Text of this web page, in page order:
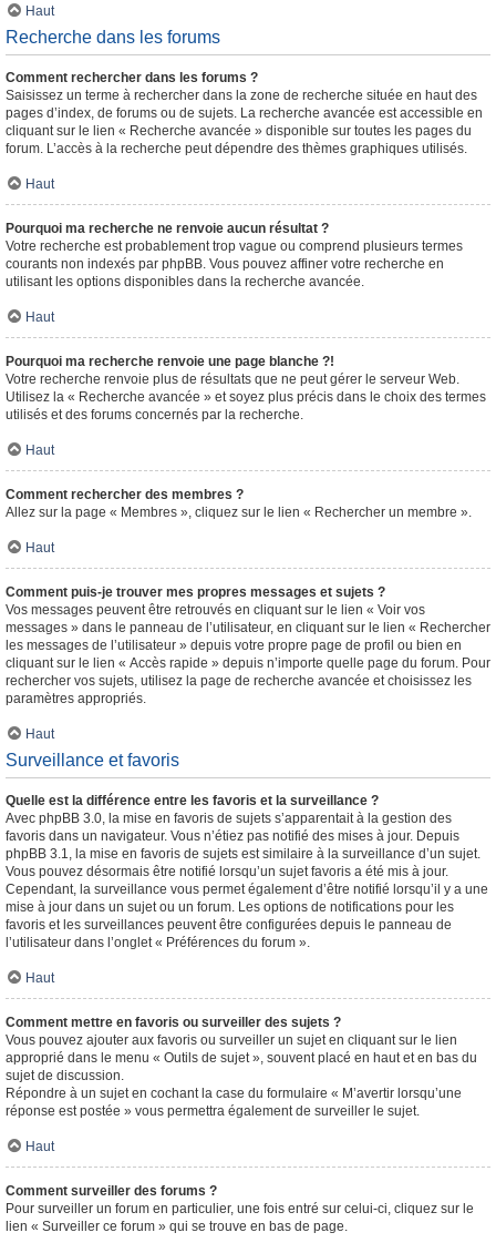
Haut
Recherche dans les forums
Comment rechercher dans les forums ?
Saisissez un terme à rechercher dans la zone de recherche située en haut des
pages d’index, de forums ou de sujets. La recherche avancée est accessible en
cliquant sur le lien « Recherche avancée » disponible sur toutes les pages du
forum. L’accès à la recherche peut dépendre des thèmes graphiques utilisés.
Haut
Pourquoi ma recherche ne renvoie aucun résultat ?
Votre recherche est probablement trop vague ou comprend plusieurs termes
courants non indexés par phpBB. Vous pouvez affiner votre recherche en
utilisant les options disponibles dans la recherche avancée.
Haut
Pourquoi ma recherche renvoie une page blanche ?!
Votre recherche renvoie plus de résultats que ne peut gérer le serveur Web.
Utilisez la « Recherche avancée » et soyez plus précis dans le choix des termes
utilisés et des forums concernés par la recherche.
Haut
Comment rechercher des membres ?
Allez sur la page « Membres », cliquez sur le lien « Rechercher un membre ».
Haut
Comment puis-je trouver mes propres messages et sujets ?
Vos messages peuvent être retrouvés en cliquant sur le lien « Voir vos
messages » dans le panneau de l’utilisateur, en cliquant sur le lien « Rechercher
les messages de l’utilisateur » depuis votre propre page de profil ou bien en
cliquant sur le lien « Accès rapide » depuis n’importe quelle page du forum. Pour
rechercher vos sujets, utilisez la page de recherche avancée et choisissez les
paramètres appropriés.
Haut
Surveillance et favoris
Quelle est la différence entre les favoris et la surveillance ?
Avec phpBB 3.0, la mise en favoris de sujets s’apparentait à la gestion des
favoris dans un navigateur. Vous n’étiez pas notifié des mises à jour. Depuis
phpBB 3.1, la mise en favoris de sujets est similaire à la surveillance d’un sujet.
Vous pouvez désormais être notifié lorsqu’un sujet favoris a été mis à jour.
Cependant, la surveillance vous permet également d’être notifié lorsqu’il y a une
mise à jour dans un sujet ou un forum. Les options de notifications pour les
favoris et les surveillances peuvent être configurées depuis le panneau de
l’utilisateur dans l’onglet « Préférences du forum ».
Haut
Comment mettre en favoris ou surveiller des sujets ?
Vous pouvez ajouter aux favoris ou surveiller un sujet en cliquant sur le lien
approprié dans le menu « Outils de sujet », souvent placé en haut et en bas du
sujet de discussion.
Répondre à un sujet en cochant la case du formulaire « M’avertir lorsqu’une
réponse est postée » vous permettra également de surveiller le sujet.
Haut
Comment surveiller des forums ?
Pour surveiller un forum en particulier, une fois entré sur celui-ci, cliquez sur le
lien « Surveiller ce forum » qui se trouve en bas de page.